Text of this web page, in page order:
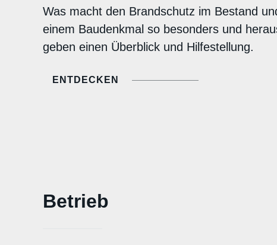
Was macht den Brandschutz im Bestand
einem Baudenkmal so besonders und
geben einen Überblick und Hilfestellung.
ENTDECKEN
Betrieb